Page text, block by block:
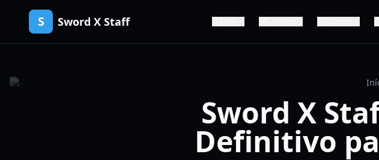
S Sword X Staff
Sword X
Definitivo